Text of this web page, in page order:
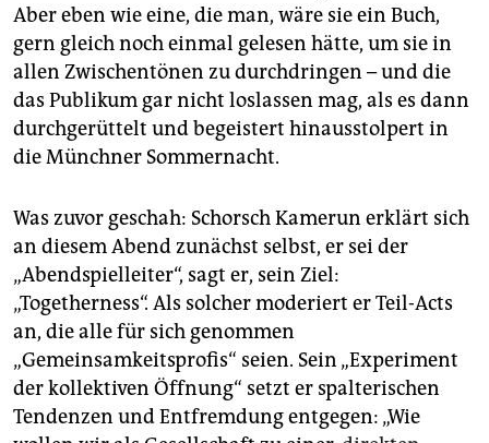
Aber eben wie eine, die man, wäre sie ein Buch,
gern gleich noch einmal gelesen hätte, um sie in
allen Zwischentönen zu durchdringen – und die
das Publikum gar nicht loslassen mag, als es dann
durchgerüttelt und begeistert hinausstolpert in
die Münchner Sommernacht.
Was zuvor geschah: Schorsch Kamerun erklärt sich
an diesem Abend zunächst selbst, er sei der
„Abendspielleiter“, sagt er, sein Ziel:
„Togetherness“. Als solcher moderiert er Teil-Acts
an, die alle für sich genommen
„Gemeinsamkeitsprofis“ seien. Sein „Experiment
der kollektiven Öffnung“ setzt er spalterischen
Tendenzen und Entfremdung entgegen: „Wie